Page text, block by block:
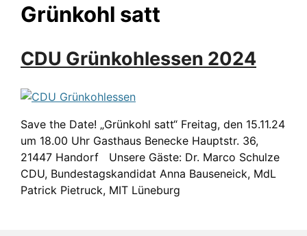
Grünkohl satt
CDU Grünkohlessen 2024
Save the Date! „Grünkohl satt“ Freitag, den 15.11.24
um 18.00 Uhr Gasthaus Benecke Hauptstr. 36,
21447 Handorf Unsere Gäste: Dr. Marco Schulze
CDU, Bundestagskandidat Anna Bauseneick, MdL
Patrick Pietruck, MIT Lüneburg